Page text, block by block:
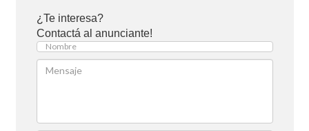
¿Te interesa?
Contactá al anunciante!